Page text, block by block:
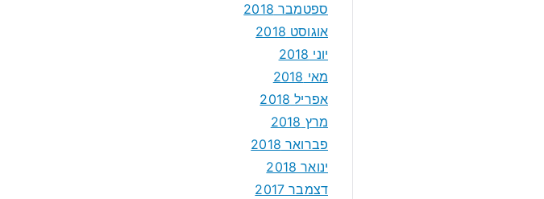
ספטמבר 2018
אוגוסט 2018
יוני 2018
מאי 2018
אפריל 2018
מרץ 2018
פברואר 2018
ינואר 2018
דצמבר 2017